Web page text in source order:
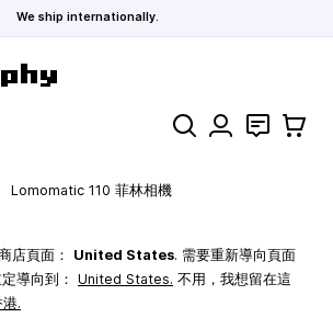
We ship internationally.
搜索 聯絡 購物車
Lomomatic 110 菲林相機
店頁面： United States. 需要重新導向頁面
導向到： United States. 不用，我想留在這
.